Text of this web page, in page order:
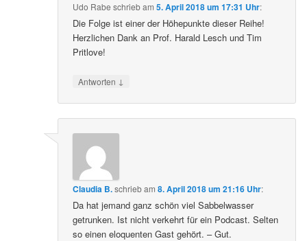
Udo Rabe schriebam5. April 2018 um 17:31 Uhr:
Die Folge ist einer der Höhepunkte dieser Reihe!
Herzlichen Dank an Prof. Harald Lesch und Tim
Pritlove!
Antworten ↓
Claudia B.schriebam8. April 2018 um 21:16 Uhr:
Da hat jemand ganz schön viel Sabbelwasser
getrunken. Ist nicht verkehrt für ein Podcast. Selten
so einen eloquenten Gast gehört. – Gut.